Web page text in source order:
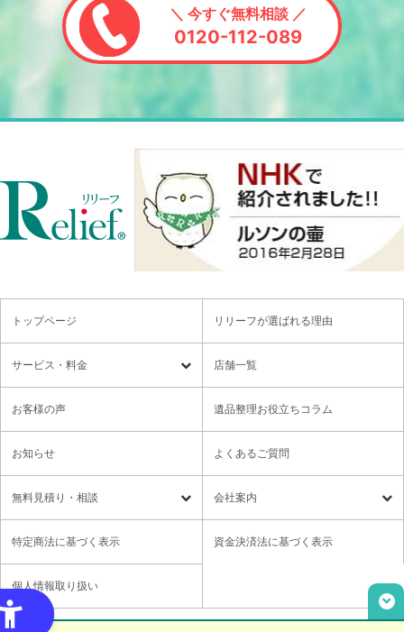
＼ 今すぐ無料相談 ／
0120-112-089
トップページ リリーフが選ばれる理由
サービス・料金
遺品整理 残置物撤去
特殊清掃・孤独死 ゴミ屋敷・モノ屋敷
各種セミナーのご案内 領収書の発行方法
店舗一覧
お客様の声 遺品整理お役立ちコラム
お知らせ よくあるご質問
無料⾒積り・相談
無料⾒積り・相談 LINE無料相談
ご意見箱
取材・講演依頼
会社案内
社長メッセージ
特定商法に基づく表示 資金決済法に基づく表示
個人情報取り扱い